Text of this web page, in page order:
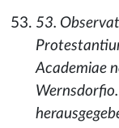
53.
Academiae